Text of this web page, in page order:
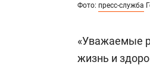
Фото: пресс-служба
«Уважаемые
жизнь и